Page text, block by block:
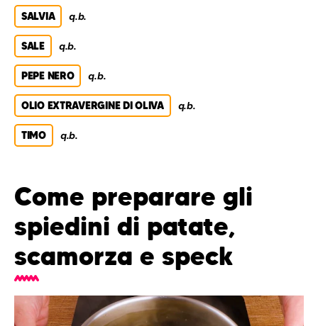
SALVIA q.b.
SALE q.b.
PEPE NERO q.b.
OLIO EXTRAVERGINE DI OLIVA q.b.
TIMO q.b.
Come preparare gli
spiedini di patate,
scamorza e speck